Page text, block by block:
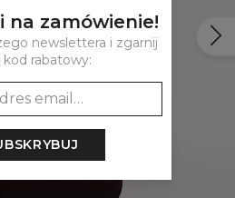
na zamówienie!
newslettera i zgarnij
kod rabatowy: